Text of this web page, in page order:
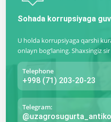
Sohada korrupsiyaga
U holda korrupsiyaga qarshi
onlayn bog‘laning. Shaxsingiz
Telephone
+998 (71) 203-20-23
Telegram: